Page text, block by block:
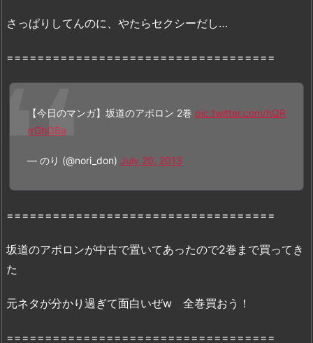
の
ポ
ロ
巻』
漫
村
i
さっぱりしてんのに、やたらセクシーだし…
===================================
【今日のマンガ】坂道のアポロン 2巻 pic.twitter.com/hQR
rrGhOBa
— のり (@nori_don) July 20, 2013
===================================
坂道のアポロンが中古で置いてあったので2巻まで買ってき
た
元ネタが分かり過ぎて面白いぜw 全巻買おう！
===================================